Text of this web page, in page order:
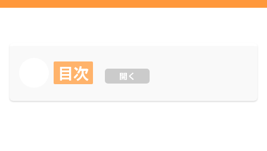
目次 開く